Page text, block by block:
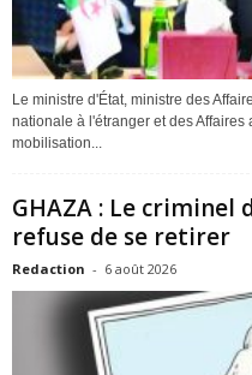
Le ministre d'État, ministre des
nationale à l'étranger et des Affaires
mobilisation...
GHAZA : Le criminel
refuse de se retirer
Redaction - 6 août 2026